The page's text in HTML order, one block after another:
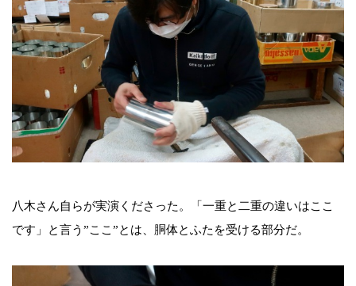
八木さん自らが実演くださった。「一重と二重の違いはここ
です」と言う”ここ”とは、胴体とふたを受ける部分だ。